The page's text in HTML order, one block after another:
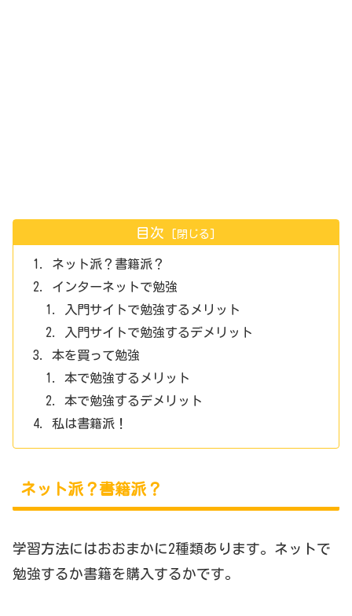
目次
ネット派？書籍派？
インターネットで勉強
入門サイトで勉強するメリット
入門サイトで勉強するデメリット
本を買って勉強
本で勉強するメリット
本で勉強するデメリット
私は書籍派！
ネット派？書籍派？
学習方法にはおおまかに2種類あります。ネットで
勉強するか書籍を購入するかです。